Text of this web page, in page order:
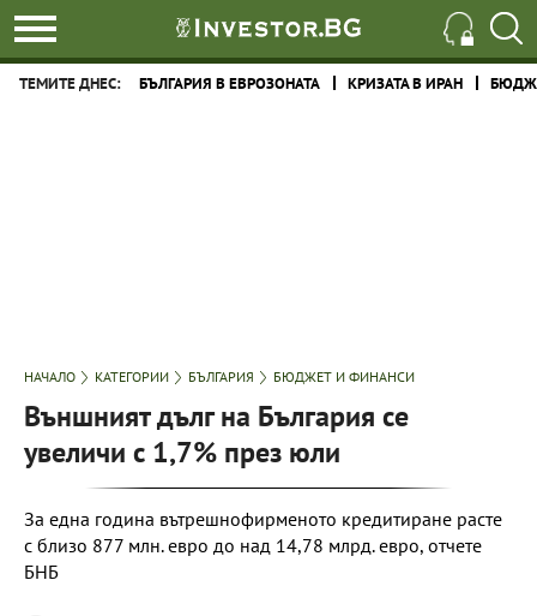
ТЕМИТЕ ДНЕС: БЪЛГАРИЯ В ЕВРОЗОНАТА КРИЗАТА В ИРАН
НАЧАЛО КАТЕГОРИИ БЪЛГАРИЯ БЮДЖЕТ И ФИНАНСИ
Външният дълг на България се
увеличи с 1,7% през юли
За една година вътрешнофирменото кредитиране расте
с близо 877 млн. евро до над 14,78 млрд. евро, отчете
БНБ